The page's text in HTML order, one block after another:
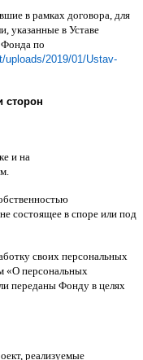
в рамках договора для
указанные в Уставе
Фонда по
uploads/2019/01/Ustav-
сторон
и на
не состоящее в споре или под
своих персональных
«О персональных
переданы Фонду в целях
, реализуемые